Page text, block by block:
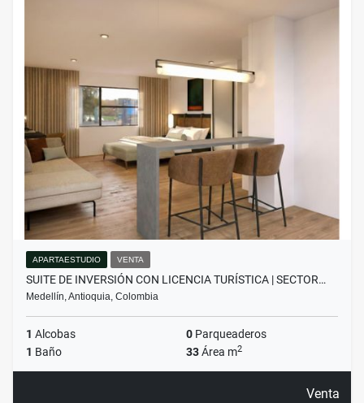
APARTAESTUDIO VENTA
SUITE DE INVERSIÓN CON LICENCIA TURÍSTICA | SECTOR…
Medellín, Antioquia, Colombia
1 Alcobas 0 Parqueaderos
1 Baño 33Área m2
Venta